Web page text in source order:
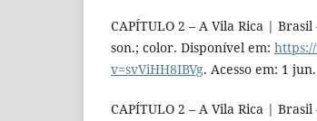
CAPÍTULO 2 – A Vila Rica |
son.; color. Disponível em:
v=svViHH8IBVg. Acesso em: 1
CAPÍTULO 2 – A Vila Rica |